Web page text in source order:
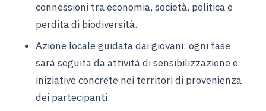
connessioni tra economia, società, politica e
perdita di biodiversità.
Azione locale guidata dai giovani: ogni fase
sarà seguita da attività di sensibilizzazione e
iniziative concrete nei territori di provenienza
dei partecipanti.